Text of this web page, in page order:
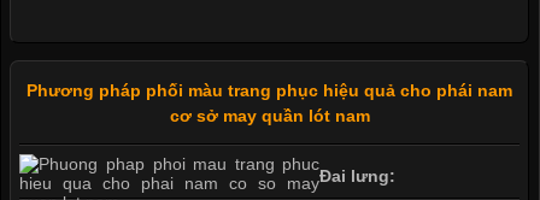
Phương pháp phối màu trang phục hiệu quả cho phái nam
cơ sở may quần lót nam
Đai lưng: